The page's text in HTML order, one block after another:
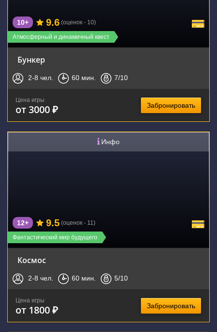
Атмосферный и динамичный квест
10+ 9.6 (оценок - 10)
Бункер
2-8 чел. 60 мин. 7/10
Цена игры
от 3000 ₽ Забронировать
Инфо
Фантастический мир будущего
12+ 9.5 (оценок - 11)
Космос
2-8 чел. 60 мин. 5/10
Цена игры
от 1800 ₽ Забронировать